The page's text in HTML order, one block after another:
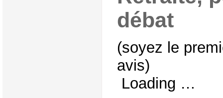
débat
(soyez le
avis)
Loading …